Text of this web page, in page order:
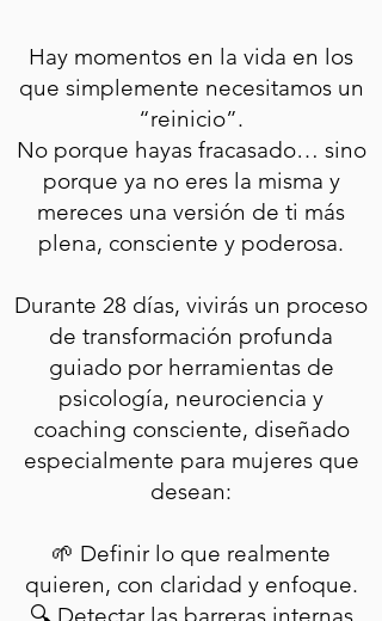
Hay momentos en la vida en los
que simplemente necesitamos un
“reinicio”.
No porque hayas fracasado… sino
porque ya no eres la misma y
mereces una versión de ti más
plena, consciente y poderosa.
Durante 28 días, vivirás un proceso
de transformación profunda
guiado por herramientas de
psicología, neurociencia y
coaching consciente, diseñado
especialmente para mujeres que
desean:
🌱 Definir lo que realmente
quieren, con claridad y enfoque.